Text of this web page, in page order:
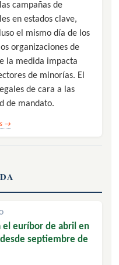
campañas de
en estados clave,
el mismo día de los
organizaciones de
la medida impacta
de minorías. El
de cara a las
de mandato.
→
el euríbor de abril en
septiembre de